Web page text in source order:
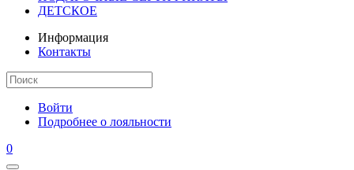
ДЕТСКОЕ
Информация
Контакты
Войти
Подробнее о лояльности
0